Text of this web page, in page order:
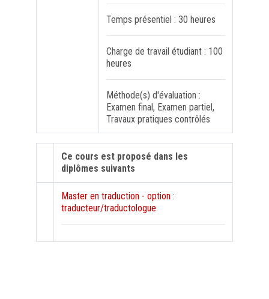
Temps présentiel : 30 heures
Charge de travail étudiant : 100
heures
Méthode(s) d'évaluation :
Examen final, Examen partiel,
Travaux pratiques contrôlés
Ce cours est proposé dans les
diplômes suivants
Master en traduction - option :
traducteur/traductologue